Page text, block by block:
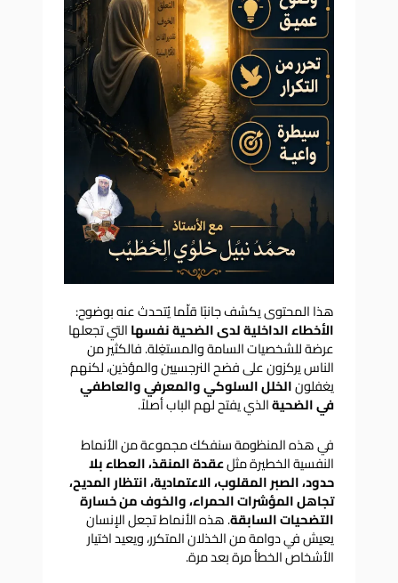
هذا المحتوى يكشف جانبًا قلّما يُتحدث عنه بوضوح:
الأخطاء الداخلية لدى الضحية نفسهاالتي تجعلها
عرضة للشخصيات السامة والمستغِلة. فالكثير من
الناس يركزون على فضح النرجسيين والمؤذين، لكنهم
يغفلونالخلل السلوكي والمعرفي والعاطفي
في الضحيةالذي يفتح لهم الباب أصلاً.
في هذه المنظومة سنفكك مجموعة من الأنماط
النفسية الخطيرة مثلعقدة المنقذ، العطاء بلا
حدود، الصبر المقلوب، الاعتمادية، انتظار المديح،
تجاهل المؤشرات الحمراء، والخوف من خسارة
التضحيات السابقة. هذه الأنماط تجعل الإنسان
يعيش في دوامة من الخذلان المتكرر، ويعيد اختيار
الأشخاص الخطأ مرة بعد مرة.